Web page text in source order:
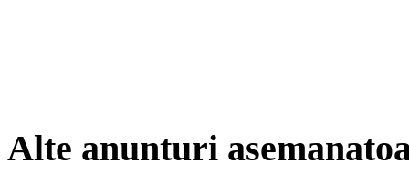
Alte anunturi